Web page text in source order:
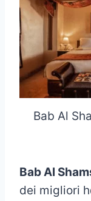
Bab Al
Bab Al
dei migliori